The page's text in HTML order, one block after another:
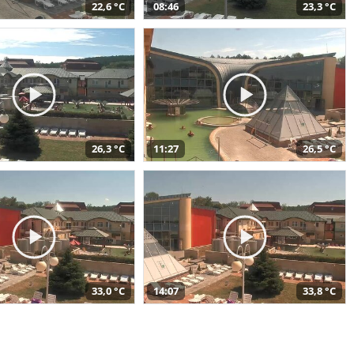
22,6 °C 08:46 23,3 °C
26,3 °C 11:27 26,5 °C
33,0 °C 14:07 33,8 °C